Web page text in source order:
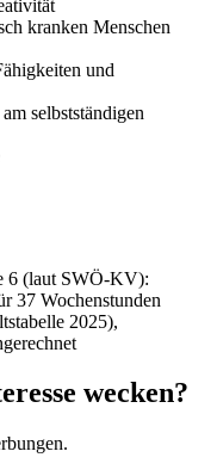
kranken Menschen
und
selbstständigen
6 (laut SWÖ-KV):
37 Wochenstunden
2025),
wecken?